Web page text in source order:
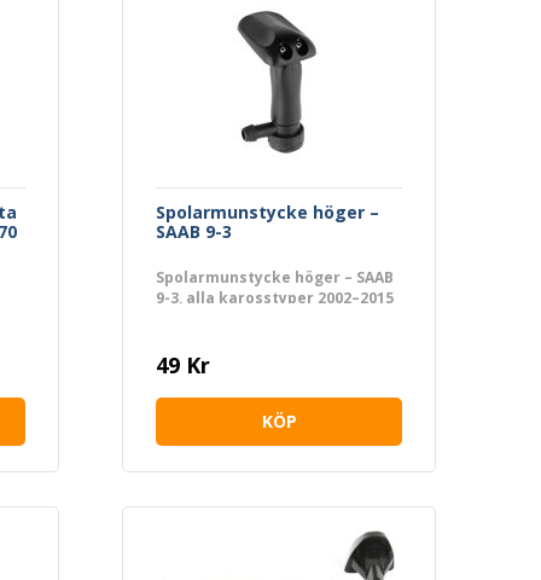
Spolarmunstycke höger –
SAAB 9-3
Spolarmunstycke höger – SAAB
9-3, alla karosstyper 2002–2015
49 Kr
KÖP